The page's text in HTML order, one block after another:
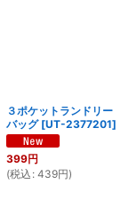
３ポケットランドリー
バッグ [UT-2377201]
399円
(税込 : 439円)